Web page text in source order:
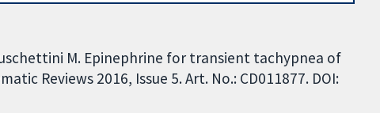
M. Epinephrine for transient tachypnea of
Reviews 2016, Issue 5. Art. No.: CD011877. DOI: